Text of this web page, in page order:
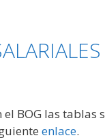
BOG las tablas
enlace.